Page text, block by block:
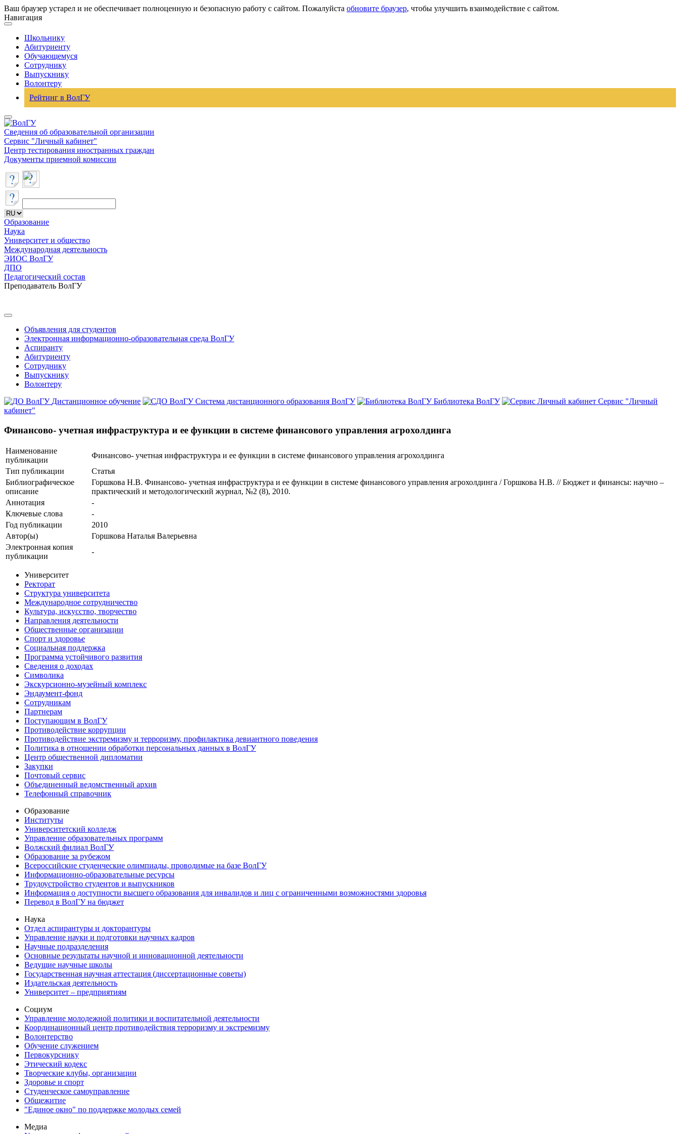
Ваш браузер устарел и не обеспечивает полноценную и безопасную работу с сайтом. Пожалуйста обновите браузер, чтобы улучшить взаимодействие с сайтом.
Навигация
Школьнику
Абитуриенту
Обучающемуся
Сотруднику
Выпускнику
Волонтеру
Рейтинг в ВолГУ
Сведения об образовательной организации
Сервис "Личный кабинет"
Центр тестирования иностранных граждан
Документы приемной комиссии
Образование
Наука
Университет и общество
Международная деятельность
ЭИОС ВолГУ
ДПО
Педагогический состав
Преподаватель ВолГУ
Объявления для студентов
Электронная информационно-образовательная среда ВолГУ
Аспиранту
Абитуриенту
Сотруднику
Выпускнику
Волонтеру
Дистанционное обучение
Система дистанционного образования ВолГУ Библиотека ВолГУ
Сервис "Личный
кабинет"
Финансово- учетная инфраструктура и ее функции в системе финансового управления агрохолдинга
Наименование
публикации
Финансово- учетная инфраструктура и ее функции в системе финансового управления агрохолдинга
Тип публикации
Статья
Библиографическое
описание
Горшкова Н.В. Финансово- учетная инфраструктура и ее функции в системе финансового управления агрохолдинга / Горшкова Н.В. // Бюджет и финансы: научно –
практический и методологический журнал, №2 (8), 2010.
Аннотация
-
Ключевые cлова
-
Год публикации
2010
Автор(ы)
Горшкова Наталья Валерьевна
Электронная копия
публикации
-
Университет
Ректорат
Структура университета
Международное сотрудничество
Культура, искусство, творчество
Направления деятельности
Общественные организации
Спорт и здоровье
Социальная поддержка
Программа устойчивого развития
Сведения о доходах
Символика
Экскурсионно-музейный комплекс
Эндаумент-фонд
Сотрудникам
Партнерам
Поступающим в ВолГУ
Противодействие коррупции
Противодействие экстремизму и терроризму, профилактика девиантного поведения
Политика в отношении обработки персональных данных в ВолГУ
Центр общественной дипломатии
Закупки
Почтовый сервис
Объединенный ведомственный архив
Телефонный справочник
Образование
Институты
Университетский колледж
Управление образовательных программ
Волжский филиал ВолГУ
Образование за рубежом
Всероссийские студенческие олимпиады, проводимые на базе ВолГУ
Информационно-образовательные ресурсы
Трудоустройство студентов и выпускников
Информация о доступности высшего образования для инвалидов и лиц с ограниченными возможностями здоровья
Перевод в ВолГУ на бюджет
Наука
Отдел аспирантуры и докторантуры
Управление науки и подготовки научных кадров
Научные подразделения
Основные результаты научной и инновационной деятельности
Ведущие научные школы
Государственная научная аттестация (диссертационные советы)
Издательская деятельность
Университет – предприятиям
Социум
Управление молодежной политики и воспитательной деятельности
Координационный центр противодействия терроризму и экстремизму
Волонтерство
Обучение служением
Первокурснику
Этический кодекс
Творческие клубы, организации
Здоровье и спорт
Студенческое самоуправление
Общежитие
"Единое окно" по поддержке молодых семей
Медиа